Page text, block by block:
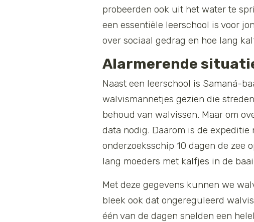
probeerden ook uit het water te
een essentiële leerschool is voor
over sociaal gedrag en hoe lang
Alarmerende
Naast een leerschool is Samaná-
walvismannetjes gezien die
behoud van walvissen. Maar om
data nodig. Daarom is de
onderzoeksschip 10 dagen de zee
lang moeders met kalfjes in de
Met deze gegevens kunnen we
bleek ook dat ongereguleerd
één van de dagen snelden een